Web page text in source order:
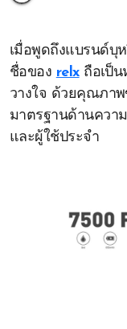
เมื่อพูดถึงแบรนด์บุหรี่ไฟฟ้าที่ได้รับความนิยมอย่างต่อเนื่อง
ชื่อของ relxถือเป็น
วางใจ ด้วยคุณภา
มาตรฐานด้านควา
และผู้ใช้ประจำ